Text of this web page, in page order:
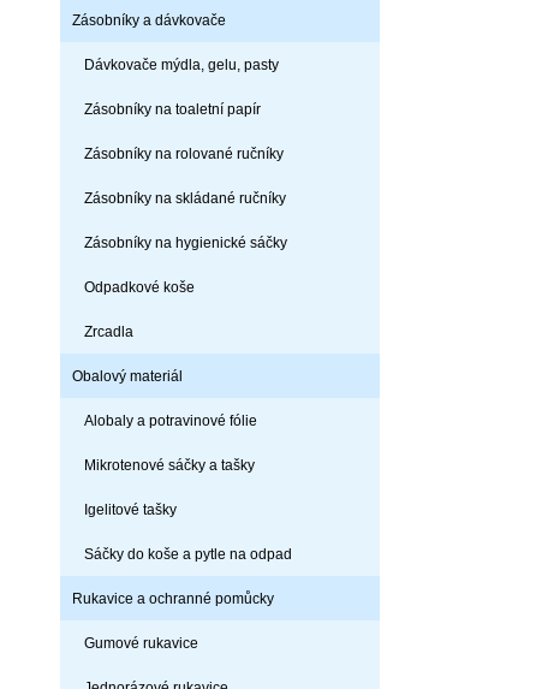
Zásobníky a dávkovače
Dávkovače mýdla, gelu, pasty
Zásobníky na toaletní papír
Zásobníky na rolované ručníky
Zásobníky na skládané ručníky
Zásobníky na hygienické sáčky
Odpadkové koše
Zrcadla
Obalový materiál
Alobaly a potravinové fólie
Mikrotenové sáčky a tašky
Igelitové tašky
Sáčky do koše a pytle na odpad
Rukavice a ochranné pomůcky
Gumové rukavice